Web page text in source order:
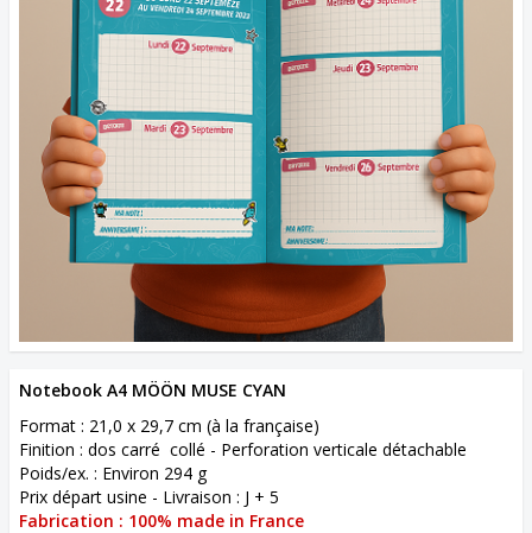
Notebook A4 MÖÖN MUSE CYAN
Format : 21,0 x 29,7 cm (à la française)
Finition : dos carré collé - Perforation verticale détachable
Poids/ex. : Environ 294 g
Prix départ usine - Livraison : J + 5
Fabrication : 100% made in France